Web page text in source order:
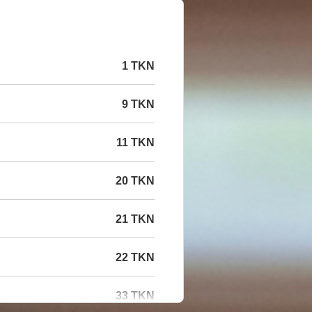
1 TKN
9 TKN
11 TKN
20 TKN
21 TKN
22 TKN
33 TKN